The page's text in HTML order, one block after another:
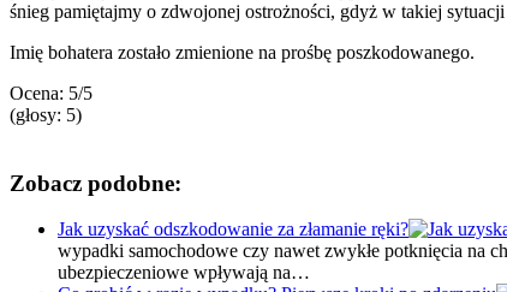
śnieg pamiętajmy o zdwojonej ostrożności, gdyż w takiej
Imię bohatera zostało zmienione na prośbę poszkodowanego.
Ocena: 5/5
(głosy: 5)
Zobacz podobne:
Jak uzyskać odszkodowanie za złamanie ręki?
wypadki samochodowe czy nawet zwykłe potknięcia na
ubezpieczeniowe wpływają na…